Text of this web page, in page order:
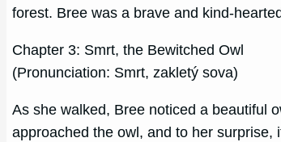
forest. Bree was a brave and kind-
Chapter 3: Smrt, the Bewitched Owl
(Pronunciation: Smrt, zakletý sova)
As she walked, Bree noticed a beautiful
approached the owl, and to her surprise,